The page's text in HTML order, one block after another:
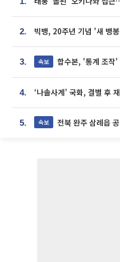
2.
3. 속보 합수본, '통계 조작' 서울·경
4.
5. 속보 전북 완주 삼례읍